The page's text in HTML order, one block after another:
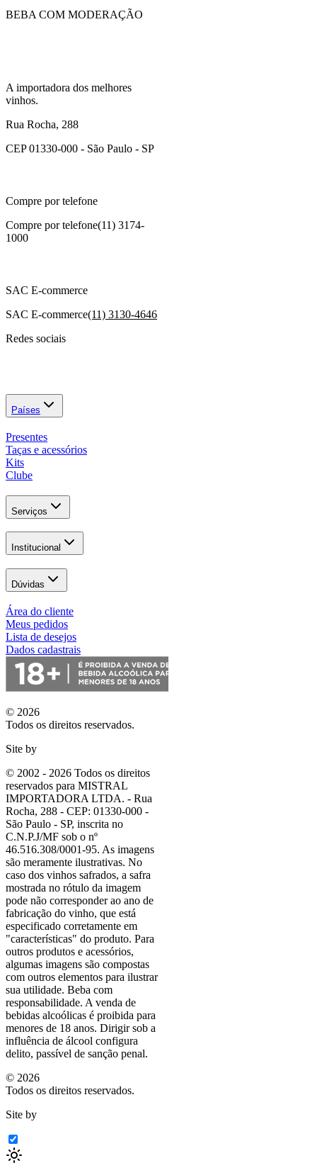
BEBA COM MODERAÇÃO
A importadora dos melhores
vinhos.
Rua Rocha, 288
CEP 01330-000 - São Paulo - SP
Compre por telefone
Compre por telefone(11) 3174-
1000
SAC E-commerce
SAC E-commerce(11) 3130-4646
Redes sociais
Países
Presentes
Taças e acessórios
Kits
Clube
Serviços
Institucional
Dúvidas
Área do cliente
Meus pedidos
Lista de desejos
Dados cadastrais
© 2026
Todos os direitos reservados.
Site by
© 2002 - 2026 Todos os direitos
reservados para MISTRAL
IMPORTADORA LTDA. - Rua
Rocha, 288 - CEP: 01330-000 -
São Paulo - SP, inscrita no
C.N.P.J/MF sob o nº
46.516.308/0001-95. As imagens
são meramente ilustrativas. No
caso dos vinhos safrados, a safra
mostrada no rótulo da imagem
pode não corresponder ao ano de
fabricação do vinho, que está
especificado corretamente em
"características" do produto. Para
outros produtos e acessórios,
algumas imagens são compostas
com outros elementos para ilustrar
sua utilidade. Beba com
responsabilidade. A venda de
bebidas alcoólicas é proibida para
menores de 18 anos. Dirigir sob a
influência de álcool configura
delito, passível de sanção penal.
© 2026
Todos os direitos reservados.
Site by